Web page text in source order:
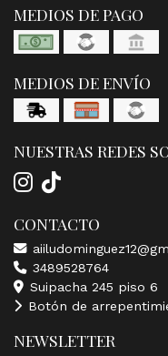
MEDIOS DE PAGO
MEDIOS DE ENVÍO
NUESTRAS REDES
CONTACTO
3489528764
Suipacha 245 piso 6
Botón de
NEWSLETTER